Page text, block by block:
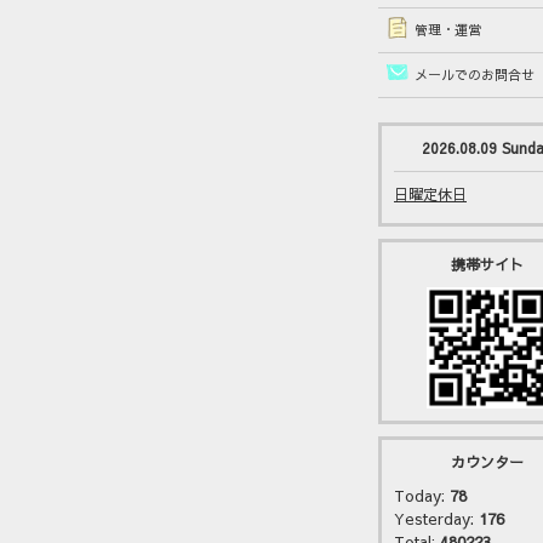
管理・運営
メールでのお問合せ
2026.08.09
日曜定休日
携帯サイト
カウンター
Today: 78
Yesterday: 176